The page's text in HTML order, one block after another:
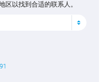
区以找到合适的联系人。